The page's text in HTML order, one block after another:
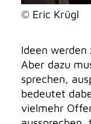
© Eric Krügl
Ideen
Aber dazu
sprechen,
bedeutet
vielmehr